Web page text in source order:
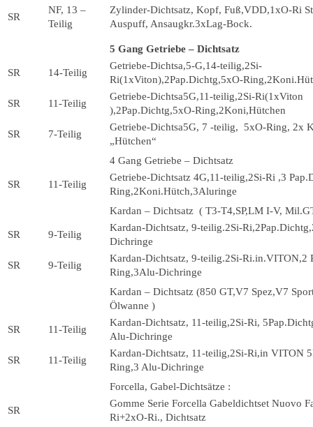
SR
NF, 13 –
Teilig
Zylinder-Dichtsatz, Kopf, Fuß,VDD,1xO-Ri
Auspuff, Ansaugkr.3xLag-Bock.
5 Gang Getriebe – Dichtsatz
SR 14-Teilig
Getriebe-Dichtsa,5-G,14-teilig,2Si-
Ri(1xViton),2Pap.Dichtg,5xO-
SR 11-Teilig
Getriebe-Dichtsa5G,11-teilig,2Si-Ri(1xViton
),2Pap.Dichtg,5xO-Ring,2Koni,Hütchen
SR 7-Teilig
Getriebe-Dichtsa5G, 7 -teilig, 5xO-Ring, 2x
„Hütchen“
4 Gang Getriebe – Dichtsatz
SR 11-Teilig
Getriebe-Dichtsatz 4G,11-teilig,2Si-Ri ,3
Ring,2Koni.Hütch,3Aluringe
Kardan – Dichtsatz ( T3-T4,SP,LM I-V,
SR 9-Teilig
Kardan-Dichtsatz, 9-teilig.2Si-
Dichringe
SR 9-Teilig
Kardan-Dichtsatz, 9-teilig.2Si-Ri.in.VITON,2
Ring,3Alu-Dichringe
Kardan – Dichtsatz (850 GT,V7 Spez,V7
Ölwanne )
SR 11-Teilig
Kardan-Dichtsatz, 11-teilig,2Si-Ri,
Alu-Dichringe
SR 11-Teilig
Kardan-Dichtsatz, 11-teilig,2Si-Ri,in VITON
Ring,3 Alu-Dichringe
Forcella, Gabel-Dichtsätze :
SR
Gomme Serie Forcella Gabeldichtset Nuovo
Ri+2xO-Ri., Dichtsatz